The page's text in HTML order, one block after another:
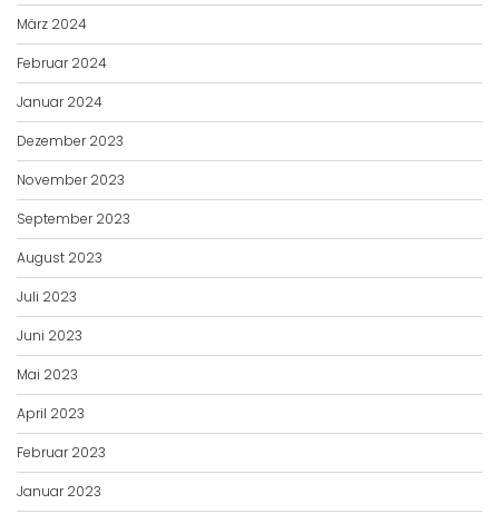
März 2024
Februar 2024
Januar 2024
Dezember 2023
November 2023
September 2023
August 2023
Juli 2023
Juni 2023
Mai 2023
April 2023
Februar 2023
Januar 2023